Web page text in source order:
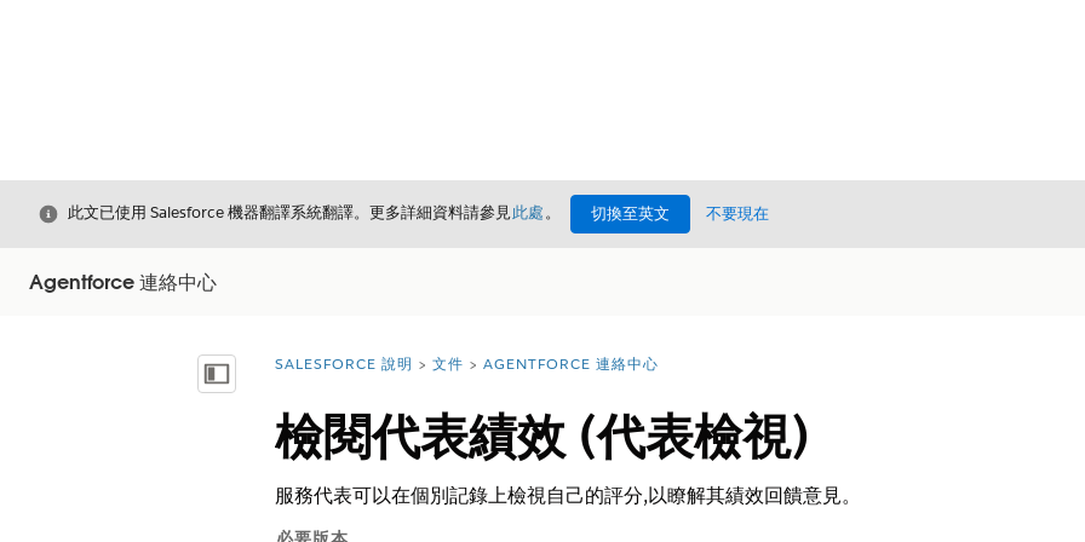
結束
此文已使用 Salesforce 機器翻譯系統翻譯。更多詳細資料請參見此處。 切換至英文 不要現在
Agentforce 連絡中心
顯示目錄 您位於此處：
SALESFORCE 說明 文件 AGENTFORCE 連絡中心
檢閱代表績效 (代表檢視)
服務代表可以在個別記錄上檢視自己的評分,以瞭解其績效回饋意見。